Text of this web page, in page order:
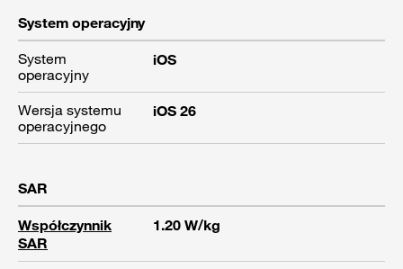
System operacyjny
System
operacyjny
iOS
Wersja systemu
operacyjnego
iOS 26
SAR
Współczynnik
SAR
1.20 W/kg